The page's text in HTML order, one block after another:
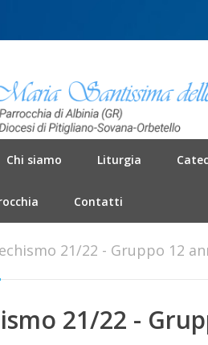
Chi siamo Liturgia
Contatti
21/22 - Gruppo 12
21/22 -